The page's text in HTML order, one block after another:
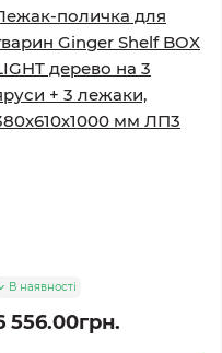
поличка для
Ginger Shelf BOX
дерево на 3
+ 3 лежаки,
мм ЛП3
В наявності
556.00грн.